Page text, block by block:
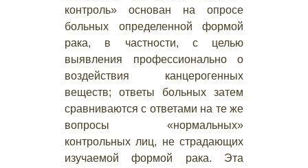
контроль» основан на опросе
больных определенной формой
рака, в частности, с целью
выявления профессионально о
воздействия канцерогенных
веществ; ответы больных затем
сравниваются с ответами на те же
вопросы «нормальных»
контрольных лиц, не страдающих
изучаемой формой рака. Эта